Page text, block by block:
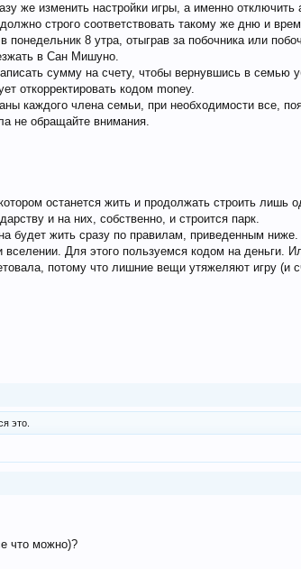
же изменить настройки игры, а именно отключить
строго соответствовать такому же дню и
8 утра, отыграв за побочника или
в Сан Мишуно.
сумму на счету, чтобы вернувшись в семью
откорректировать кодом money.
каждого члена семьи, при необходимости все,
не обращайте внимания.
останется жить и продолжать строить лишь
и на них, собственно, и строится парк.
будет жить сразу по правилам, приведенным
Для этого пользуемся кодом на деньги.
потому что лишние вещи утяжеляют игру (и
это.
что можно)?